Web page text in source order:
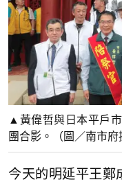
▲黃偉哲與日本平戶
團合影。（圖／南市府
今天的明延平王鄭